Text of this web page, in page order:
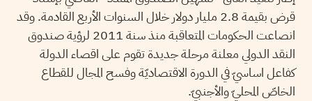
قرض بقيمة 2.8 مليار دولار خلال السنوات الأربع القادمة. وقد
انصاعت الحكومات المتعاقبة منذ سنة 2011 لرؤية صندوق
النقد الدولي معلنة مرحلة جديدة تقوم على اقصاء الدولة
كفاعل اساسيّ في الدورة الاقتصاديّة وفسح المجال للقطاع
الخاصّ المحليّ والأجنبيّ.